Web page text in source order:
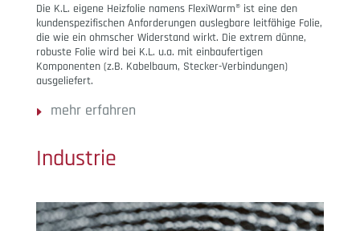
Die K.L. eigene Heizfolie namens FlexiWarm® ist eine den
kundenspezifischen Anforderungen auslegbare leitfähige Folie,
die wie ein ohmscher Widerstand wirkt. Die extrem dünne,
robuste Folie wird bei K.L. u.a. mit einbaufertigen
Komponenten (z.B. Kabelbaum, Stecker-Verbindungen)
ausgeliefert.
mehr erfahren
Industrie